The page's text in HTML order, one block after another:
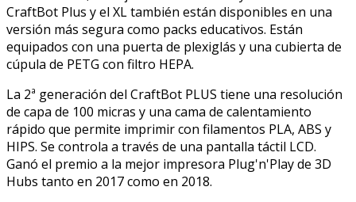
CraftBot Plus y el XL también están disponibles en una
versión más segura como packs educativos. Están
equipados con una puerta de plexiglás y una cubierta de
cúpula de PETG con filtro HEPA.
La 2ª generación del CraftBot PLUS tiene una resolución
de capa de 100 micras y una cama de calentamiento
rápido que permite imprimir con filamentos PLA, ABS y
HIPS. Se controla a través de una pantalla táctil LCD.
Ganó el premio a la mejor impresora Plug'n'Play de 3D
Hubs tanto en 2017 como en 2018.